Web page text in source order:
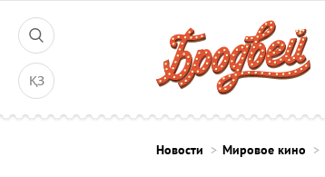
ҚЗ
Новости Мировое кино